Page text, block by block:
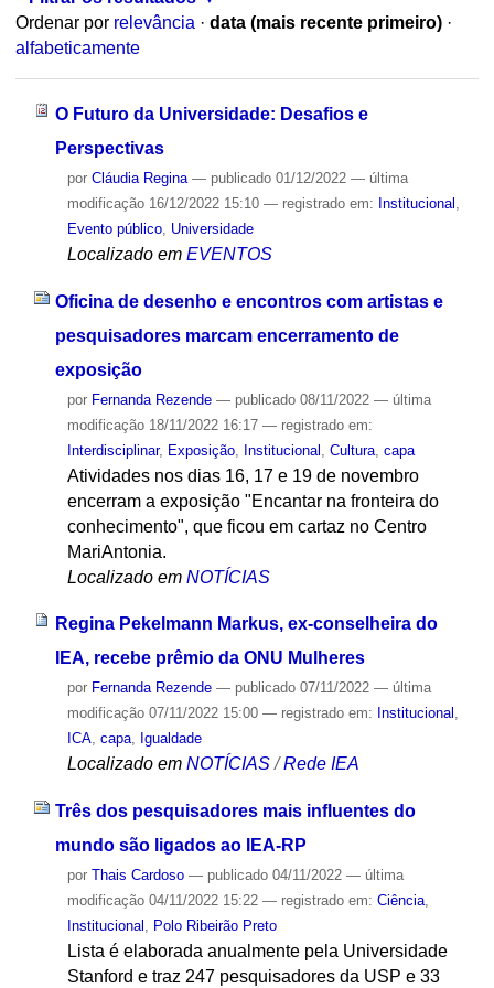
Ordenar por relevância · data (mais recente primeiro) ·
alfabeticamente
O Futuro da Universidade: Desafios e
Perspectivas
por Cláudia Regina — publicado01/12/2022 — última
modificação16/12/2022 15:10 — registrado em: Institucional
Evento público, Universidade
Localizado em EVENTOS
Oficina de desenho e encontros com artistas e
pesquisadores marcam encerramento de
exposição
por Fernanda Rezende — publicado08/11/2022 — última
modificação18/11/2022 16:17 — registrado em:
Interdisciplinar, Exposição, Institucional Cultura, capa
Atividades nos dias 16, 17 e 19 de novembro
encerram a exposição "Encantar na fronteira do
conhecimento", que ficou em cartaz no Centro
MariAntonia.
Localizado em NOTÍCIAS
Regina Pekelmann Markus, ex-conselheira do
IEA, recebe prêmio da ONU Mulheres
por Fernanda Rezende — publicado07/11/2022 — última
modificação07/11/2022 15:00 — registrado em: Institucional ,
ICA, capa, Igualdade
Localizado em NOTÍCIAS /Rede IEA
Três dos pesquisadores mais influentes do
mundo são ligados ao IEA-RP
por Thais Cardoso — publicado04/11/2022 — última
modificação04/11/2022 15:22 — registrado em: Ciência,
Institucional , Polo Ribeirão Preto
Lista é elaborada anualmente pela Universidade
Stanford e traz 247 pesquisadores da USP e 33